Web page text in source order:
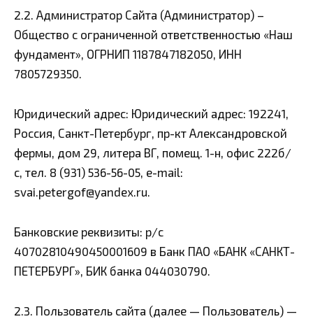
2.2. Администратор Сайта (Администратор) –
Общество с ограниченной ответственностью «Наш
фундамент», ОГРНИП 1187847182050, ИНН
7805729350.
Юридический адрес: Юридический адрес: 192241,
Россия, Санкт-Петербург, пр-кт Александровской
фермы, дом 29, литера ВГ, помещ. 1-н, офис 222б/
с, тел. 8 (931) 536-56-05, e-mail:
svai.petergof@yandex.ru.
Банковские реквизиты: р/с
40702810490450001609 в Банк ПАО «БАНК «САНКТ-
ПЕТЕРБУРГ», БИК банка 044030790.
2.3. Пользователь сайта (далее — Пользователь) —